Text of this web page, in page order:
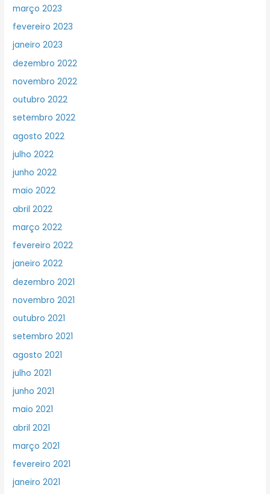
março 2023
fevereiro 2023
janeiro 2023
dezembro 2022
novembro 2022
outubro 2022
setembro 2022
agosto 2022
julho 2022
junho 2022
maio 2022
abril 2022
março 2022
fevereiro 2022
janeiro 2022
dezembro 2021
novembro 2021
outubro 2021
setembro 2021
agosto 2021
julho 2021
junho 2021
maio 2021
abril 2021
março 2021
fevereiro 2021
janeiro 2021